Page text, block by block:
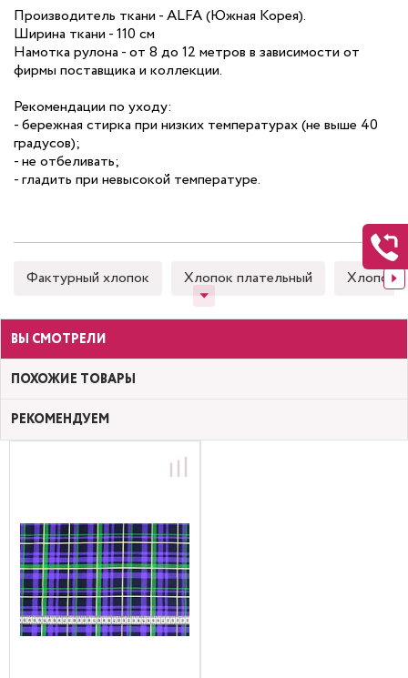
Производитель ткани - ALFA (Южная Корея).
Ширина ткани - 110 см
Намотка рулона - от 8 до 12 метров в зависимости от
фирмы поставщика и коллекции.
Рекомендации по уходу:
- бережная стирка при низких температурах (не выше 40
градусов);
- не отбеливать;
- гладить при невысокой температуре.
Фактурный хлопок Хлопок плательный Хлопок
ВЫ СМОТРЕЛИ
ПОХОЖИЕ ТОВАРЫ
РЕКОМЕНДУЕМ